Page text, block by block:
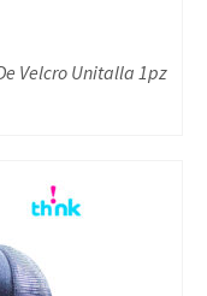
Velcro Unitalla 1pz